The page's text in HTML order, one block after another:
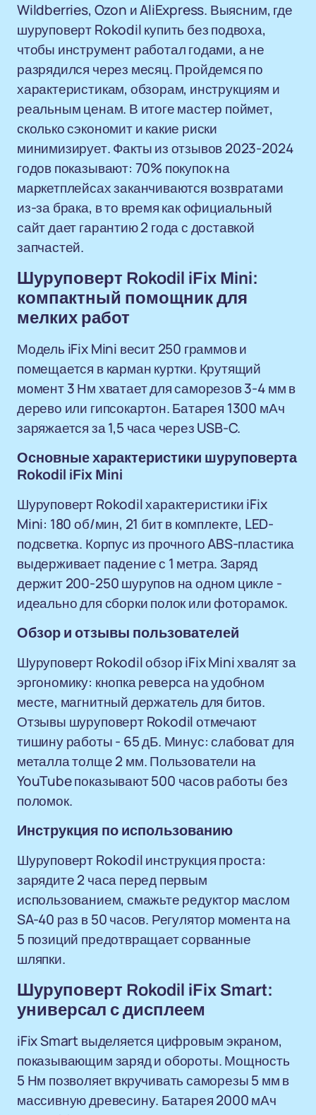
Wildberries, Ozon и AliExpress. Выясним, где
шуруповерт Rokodil купить без подвоха,
чтобы инструмент работал годами, а не
разрядился через месяц. Пройдемся по
характеристикам, обзорам, инструкциям и
реальным ценам. В итоге мастер поймет,
сколько сэкономит и какие риски
минимизирует. Факты из отзывов 2023-2024
годов показывают: 70% покупок на
маркетплейсах заканчиваются возвратами
из-за брака, в то время как официальный
сайт дает гарантию 2 года с доставкой
запчастей.
Шуруповерт Rokodil iFix Mini:
компактный помощник для
мелких работ
Модель iFix Mini весит 250 граммов и
помещается в карман куртки. Крутящий
момент 3 Нм хватает для саморезов 3-4 мм в
дерево или гипсокартон. Батарея 1300 мАч
заряжается за 1,5 часа через USB-C.
Основные характеристики шуруповерта
Rokodil iFix Mini
Шуруповерт Rokodil характеристики iFix
Mini: 180 об/мин, 21 бит в комплекте, LED-
подсветка. Корпус из прочного ABS-пластика
выдерживает падение с 1 метра. Заряд
держит 200-250 шурупов на одном цикле -
идеально для сборки полок или фоторамок.
Обзор и отзывы пользователей
Шуруповерт Rokodil обзор iFix Mini хвалят за
эргономику: кнопка реверса на удобном
месте, магнитный держатель для битов.
Отзывы шуруповерт Rokodil отмечают
тишину работы - 65 дБ. Минус: слабоват для
металла толще 2 мм. Пользователи на
YouTube показывают 500 часов работы без
поломок.
Инструкция по использованию
Шуруповерт Rokodil инструкция проста:
зарядите 2 часа перед первым
использованием, смажьте редуктор маслом
SA-40 раз в 50 часов. Регулятор момента на
5 позиций предотвращает сорванные
шляпки.
Шуруповерт Rokodil iFix Smart:
универсал с дисплеем
iFix Smart выделяется цифровым экраном,
показывающим заряд и обороты. Мощность
5 Нм позволяет вкручивать саморезы 5 мм в
массивную древесину. Батарея 2000 мАч